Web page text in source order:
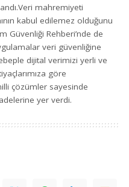
mahremiyeti
kabul edilemez olduğunu
Güvenliği Rehberi’nde de
veri güvenliğine
dijital verimizi yerli ve
göre
çözümler sayesinde
yer verdi.